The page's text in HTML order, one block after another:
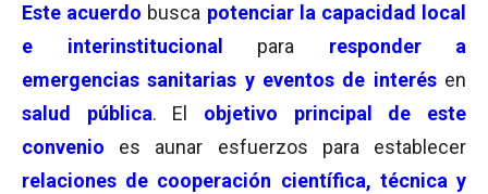
Este acuerdo busca potenciar la capacidad local
e interinstitucional
para responder a
emergencias sanitarias y eventos de interés en
salud pública. El objetivo principal de este
convenio es aunar esfuerzos para establecer
relaciones de cooperación científica, técnica y